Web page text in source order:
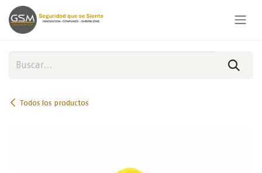
Ir al contenido
Todos los productos